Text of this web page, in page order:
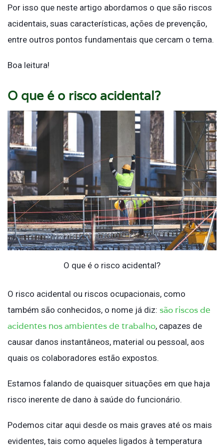
Por isso que neste artigo abordamos o que são riscos
acidentais, suas características, ações de prevenção,
entre outros pontos fundamentais que cercam o tema.
Boa leitura!
O que é o risco acidental?
O que é o risco acidental?
O risco acidental ou riscos ocupacionais, como
também são conhecidos, o nome já diz: são riscos de
acidentes nos ambientes de trabalho, capazes de
causar danos instantâneos, material ou pessoal, aos
quais os colaboradores estão expostos.
Estamos falando de quaisquer situações em que haja
risco inerente de dano à saúde do funcionário.
Podemos citar aqui desde os mais graves até os mais
evidentes, tais como aqueles ligados à temperatura